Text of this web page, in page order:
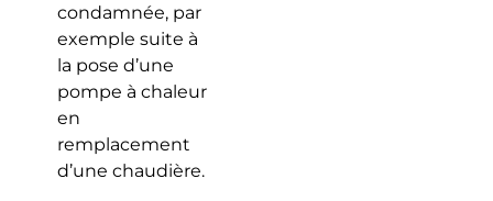
condamnée, par
exemple suite à
la pose d’une
pompe à chaleur
en
remplacement
d’une chaudière.